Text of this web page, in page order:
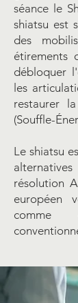
séance le
shiatsu est
des
étirements
débloquer
les
restaurer
(Souffle-
Le shiatsu
résolution
européen
comme